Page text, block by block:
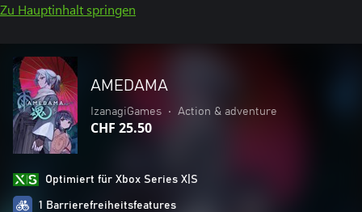
Zu Hauptinhalt springen
AMEDAMA
IzanagiGames • Action & adventure
CHF 25.50
Optimiert für Xbox Series X|S
1 Barrierefreiheitsfeatures